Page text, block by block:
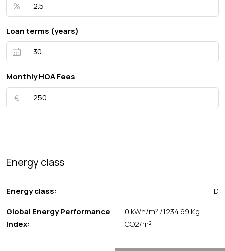
%
Loan terms (years)
Monthly HOA Fees
€
Energy class
Energy class:
D
Global Energy Performance
Index:
0 kWh/m² /1234.99 Kg
CO2/m²